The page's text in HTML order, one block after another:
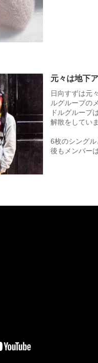
元々は地下
日向すずは元
ルグループの
ドルグループ
解散をしていま
6枚のシング
後もメンバー